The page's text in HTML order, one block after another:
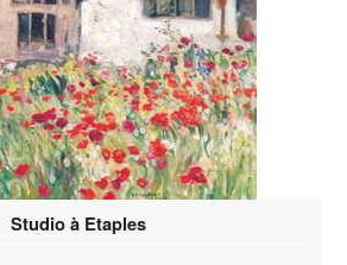
Studio à Etaples